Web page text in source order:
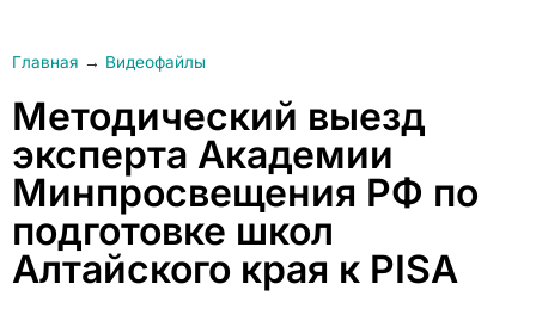
Главная → Видеофайлы
Методический выезд
эксперта Академии
Минпросвещения РФ по
подготовке школ
Алтайского края к PISA